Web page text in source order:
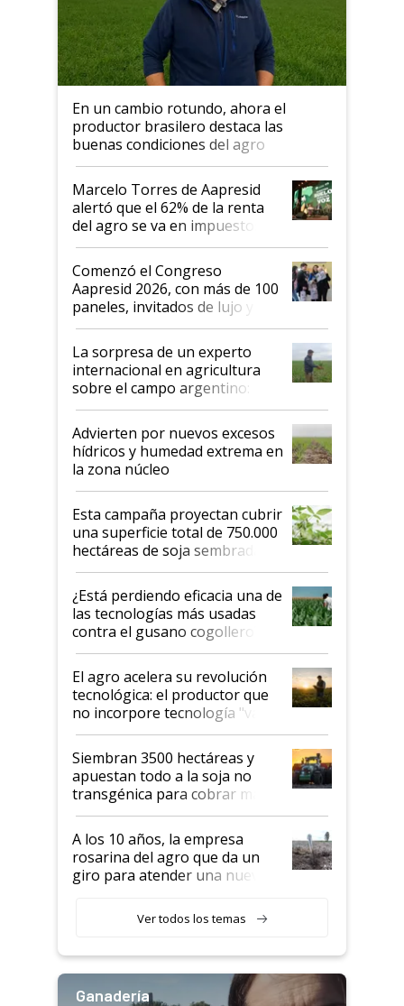
En un cambio rotundo, ahora el
productor brasilero destaca las
buenas condiciones del agro
argentino para invertir: "Los veo
más motivados"
Marcelo Torres de Aapresid
alertó que el 62% de la renta
del agro se va en impuestos:
"No es bueno que en
Argentina se sigan discutiendo
las mismas cosas de hace 50
años"
Comenzó el Congreso
Aapresid 2026, con más de 100
paneles, invitados de lujo y
todas las tendencias
La sorpresa de un experto
internacional en agricultura
sobre el campo argentino:
"Estoy muy impresionado"
Advierten por nuevos excesos
hídricos y humedad extrema en
la zona núcleo
Esta campaña proyectan cubrir
una superficie total de 750.000
hectáreas de soja sembradas
con una nueva generación de
variedades que marcan un
salto tecnológico en genética y
rendimiento
¿Está perdiendo eficacia una de
las tecnologías más usadas
contra el gusano cogollero? El
desafío de una tecnología clave
El agro acelera su revolución
tecnológica: el productor que
no incorpore tecnología "va a
perder el tren"
Siembran 3500 hectáreas y
apuestan todo a la soja no
transgénica para cobrar más
por tonelada: compraron un
semillero
A los 10 años, la empresa
rosarina del agro que da un
giro para atender una nueva
Ver todos los temas
Ganadería